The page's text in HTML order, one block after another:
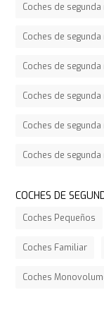
Coches de
Coches de
Coches de
Coches de
Coches de
Coches de
COCHES DE
Coches Pequeños
Coches Familiar
Coches